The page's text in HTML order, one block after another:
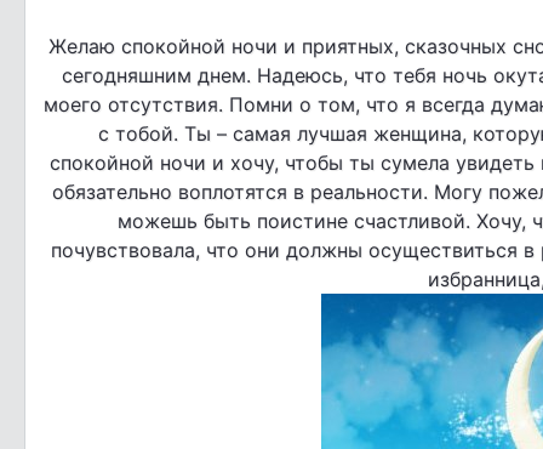
Желаю спокойной ночи и приятных, сказочных
сегодняшним днем. Надеюсь, что тебя ночь
моего отсутствия. Помни о том, что я всегда
с тобой. Ты – самая лучшая женщина,
спокойной ночи и хочу, чтобы ты сумела
обязательно воплотятся в реальности. Могу
можешь быть поистине счастливой. Хочу,
почувствовала, что они должны осуществиться